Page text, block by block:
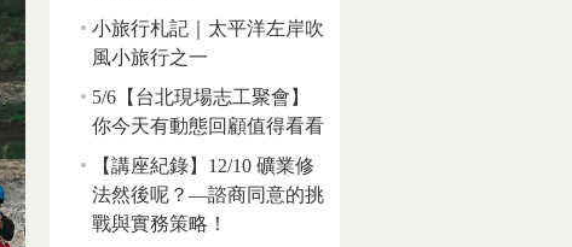
小旅行札記｜太平洋左岸吹
風小旅行之一
5/6【台北現場志工聚會】
你今天有動態回顧值得看看
【講座紀錄】12/10 礦業修
法然後呢？—諮商同意的挑
戰與實務策略！